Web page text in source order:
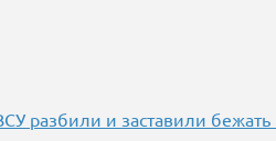
разбили и заставили